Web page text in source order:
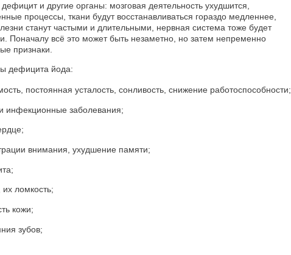
и другие органы: мозговая деятельность ухудшится,
процессы, ткани будут восстанавливаться гораздо медленнее,
станут частыми и длительными, нервная система тоже будет
Поначалу всё это может быть незаметно, но затем непременно
признаки.
дефицита йода:
постоянная усталость, сонливость, снижение работоспособности;
инфекционные заболевания;
внимания, ухудшение памяти;
их ломкость;
кожи;
зубов;